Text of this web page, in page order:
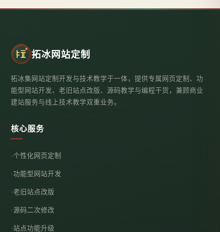
拓冰网站定制
拓冰集网站定制开发与技术教学于一体，提供专属网页定制、功
能型网站开发、老旧站点改版、源码教学与编程干货，兼顾商业
建站服务与线上技术教学双重业务。
核心服务
个性化网页定制
功能型网站开发
老旧站点改版
源码二次修改
站点功能升级